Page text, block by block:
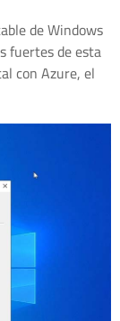
de Windows
fuertes de esta
con Azure, el